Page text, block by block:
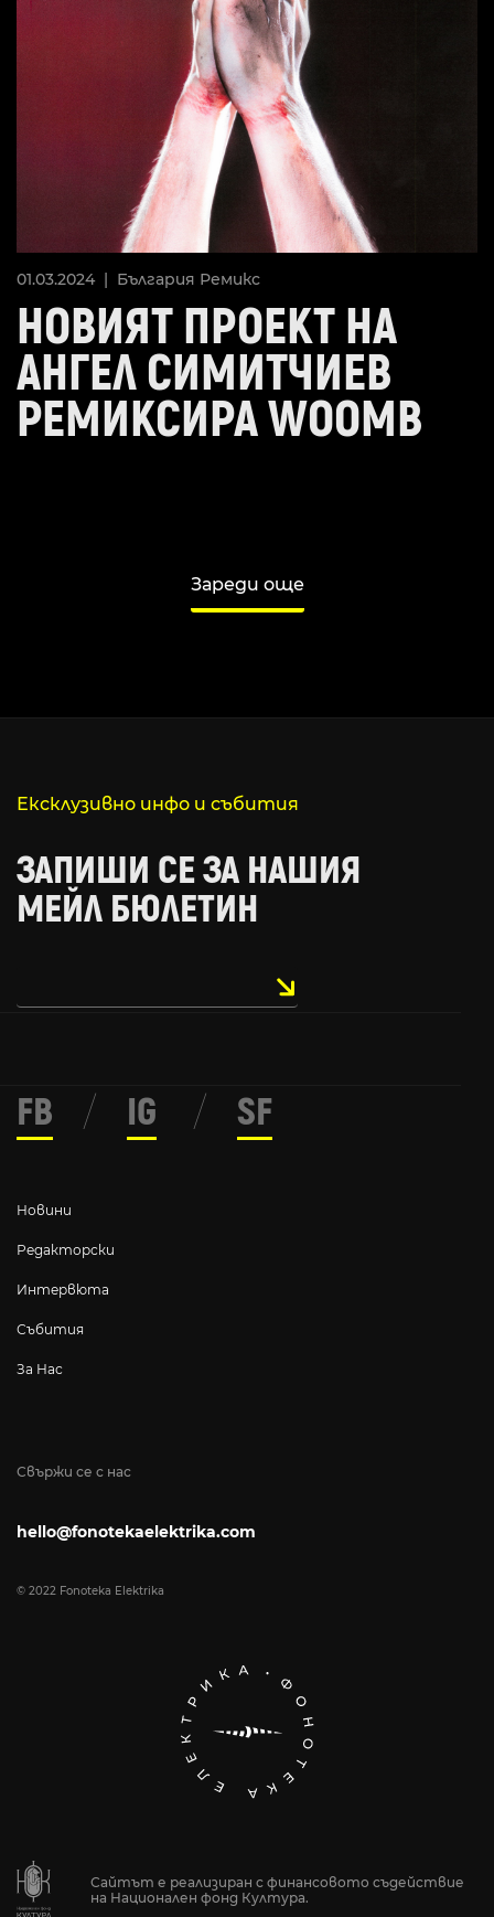
01.03.2024 | България Ремикс
НОВИЯТ ПРОЕКТ НА
АНГЕЛ СИМИТЧИЕВ
РЕМИКСИРА WOOMB
Зареди още
Ексклузивно инфо и събития
ЗАПИШИ СЕ ЗА НАШИЯ
МЕЙЛ БЮЛЕТИН
Свържи се с нас
hello@fonotekaelektrika.com
© 2022 Fonoteka Elektrika
Новини
Редакторски
Интервюта
Събития
За Нас
FB / IG / SF
Сайтът е реализиран с финансовото съдействие
на Национален фонд Култура.